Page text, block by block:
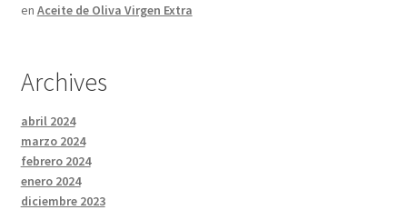
en Aceite de Oliva Virgen Extra
Archives
abril 2024
marzo 2024
febrero 2024
enero 2024
diciembre 2023